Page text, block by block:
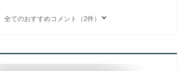
全てのおすすめコメント（2件）